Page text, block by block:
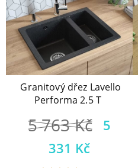
Granitový dřez Lavello
Performa 2.5 T
5 763Kč
5
331 Kč